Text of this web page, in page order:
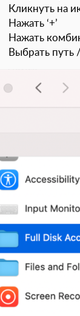
Кликнуть на
Нажать ‘+’
Нажать
Выбрать путь